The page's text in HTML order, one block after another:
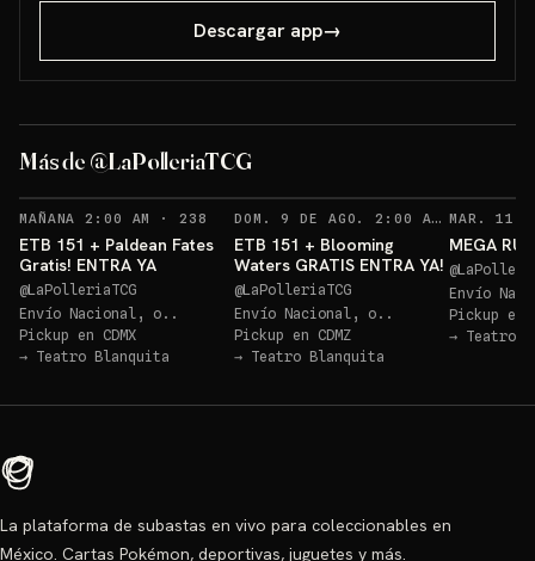
Descargar app→
Más de @LaPolleriaTCG
Sorteos: ETB Paldean GRATIS +10 más →
MAÑANA 2:00 AM · 238 RECORDATORIOS
ETB 151 + Paldean Fates
Gratis! ENTRA YA
@LaPolleriaTCG
Envío Nacional, o..
Pickup en CDMX
→ Teatro Blanquita
DOM. 9 DE AGO. 2:00 AM ·254
ETB 151 + Blooming
Waters GRATIS ENTRA YA!
@LaPolleriaTCG
Envío Nacional, o..
Pickup en CDMZ
→ Teatro Blanquita
MEGA
@
Envío
Pickup en
→ Teatro
La plataforma de subastas en vivo para coleccionables en
México. Cartas Pokémon, deportivas, juguetes y más.